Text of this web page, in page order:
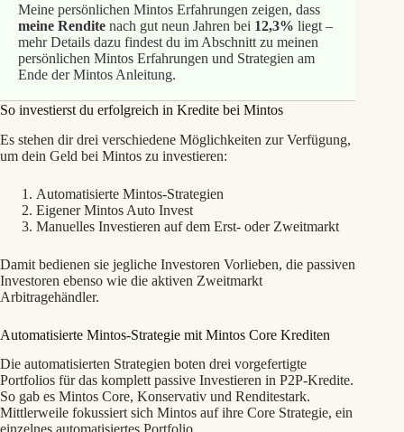
Meine persönlichen Mintos Erfahrungen zeigen, dass
meine Rendite nach gut neun Jahren bei 12,3% liegt –
mehr Details dazu findest du im Abschnitt zu meinen
persönlichen Mintos Erfahrungen und Strategien am
Ende der Mintos Anleitung.
So investierst du erfolgreich in Kredite bei Mintos
Es stehen dir drei verschiedene Möglichkeiten zur Verfügung,
um dein Geld bei Mintos zu investieren:
Automatisierte Mintos-Strategien
Eigener Mintos Auto Invest
Manuelles Investieren auf dem Erst- oder Zweitmarkt
Damit bedienen sie jegliche Investoren Vorlieben, die passiven
Investoren ebenso wie die aktiven Zweitmarkt
Arbitragehändler.
Automatisierte Mintos-Strategie mit Mintos Core Krediten
Die automatisierten Strategien boten drei vorgefertigte
Portfolios für das komplett passive Investieren in P2P-Kredite.
So gab es Mintos Core, Konservativ und Renditestark.
Mittlerweile fokussiert sich Mintos auf ihre Core Strategie, ein